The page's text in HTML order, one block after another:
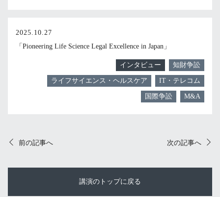
2025.10.27
「Pioneering Life Science Legal Excellence in Japan」
インタビュー 知財争訟
ライフサイエンス・ヘルスケア IT・テレコム
国際争訟 M&A
前の記事へ
講演のトップに戻る
次の記事へ